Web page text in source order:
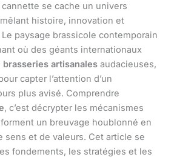
se cache un univers
histoire, innovation et
paysage brassicole contemporain
où des géants internationaux
brasseries artisanales audacieuses,
capter l’attention d’un
plus avisé. Comprendre
, c’est décrypter les mécanismes
un breuvage houblonné en
sens et de valeurs. Cet article se
fondements, les stratégies et les